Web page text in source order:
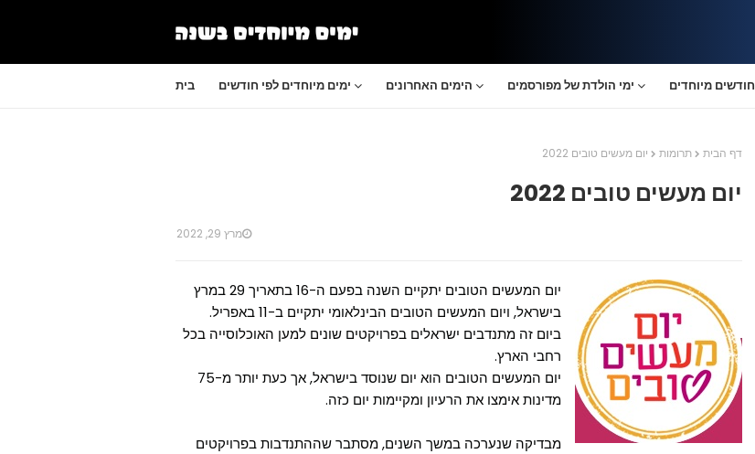
בית ימים מיוחדים לפי חודשים הימים האחרונים ימי הולדת של מפורסמים חודשים מיוחדים
דף הבית תרומות יום מעשים טובים 2022
יום מעשים טובים 2022
מרץ 29, 2022
יום המעשים הטובים יתקיים השנה בפעם ה-16 בתאריך 29 במרץ
בישראל, ויום המעשים הטובים הבינלאומי יתקיים ב-11 באפריל.
ביום זה מתנדבים ישראלים בפרויקטים שונים למען האוכלוסייה בכל
רחבי הארץ.
יום המעשים הטובים הוא יום שנוסד בישראל, אך כעת יותר מ-75
מדינות אימצו את הרעיון ומקיימות יום כזה.
מבדיקה שנערכה במשך השנים, מסתבר שההתנדבות בפרויקטים